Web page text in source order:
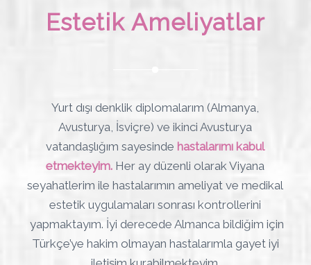
Estetik Ameliyatlar
Yurt dışı denklik diplomalarım (Almanya,
Avusturya, İsviçre) ve ikinci Avusturya
vatandaşlığım sayesinde hastalarımı kabul
etmekteyim. Her ay düzenli olarak Viyana
seyahatlerim ile hastalarımın ameliyat ve medikal
estetik uygulamaları sonrası kontrollerini
yapmaktayım. İyi derecede Almanca bildiğim için
Türkçe’ye hakim olmayan hastalarımla gayet iyi